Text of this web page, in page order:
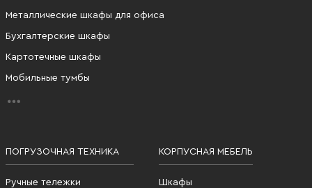
Металлические шкафы для офиса
Бухгалтерские шкафы
Картотечные шкафы
Мобильные тумбы
ПОГРУЗОЧНАЯ ТЕХНИКА
Ручные тележки
КОРПУСНАЯ МЕБЕЛЬ
Шкафы